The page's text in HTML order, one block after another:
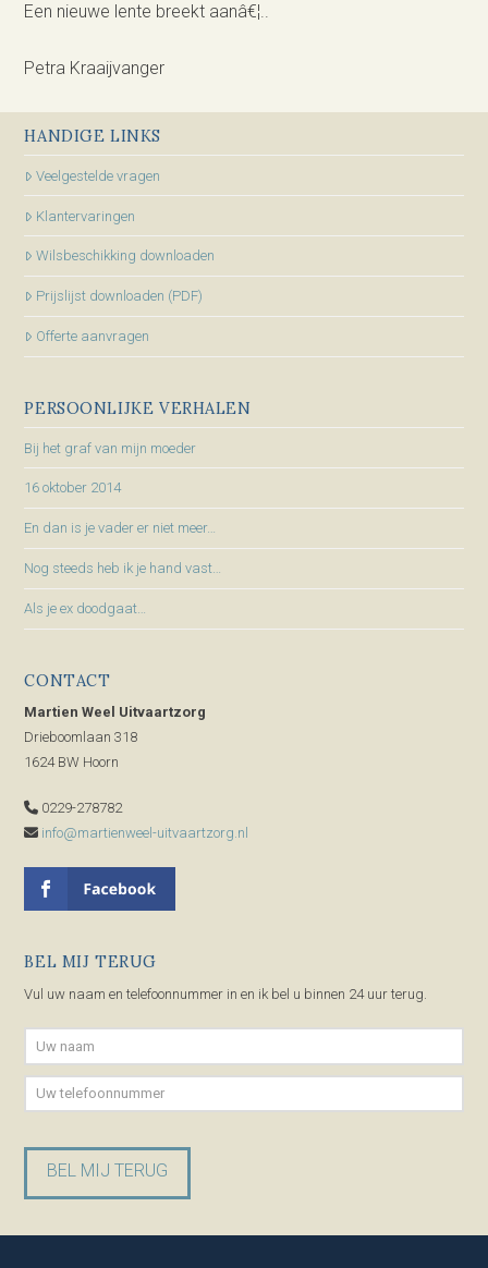
Een nieuwe lente breekt aanâ€¦..
Petra Kraaijvanger
HANDIGE LINKS
Veelgestelde vragen
Klantervaringen
Wilsbeschikking downloaden
Prijslijst downloaden (PDF)
Offerte aanvragen
PERSOONLIJKE VERHALEN
Bij het graf van mijn moeder
16 oktober 2014
En dan is je vader er niet meer…
Nog steeds heb ik je hand vast…
Als je ex doodgaat…
CONTACT
Martien Weel Uitvaartzorg
Drieboomlaan 318
1624 BW Hoorn
0229-278782
info@martienweel-uitvaartzorg.nl
BEL MIJ TERUG
Vul uw naam en telefoonnummer in en ik bel u binnen 24 uur terug.